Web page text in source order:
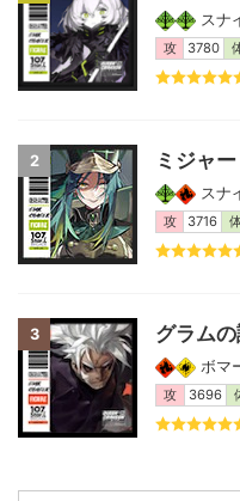
スナ
攻 3780
2 ミジャ
スナ
攻 3716
3 グラムの
ボマ
攻 3696